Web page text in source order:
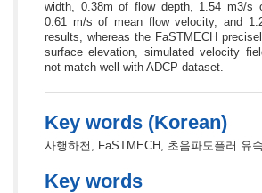
width, 0.38m of flow depth, 1.54 m3/s
0.61 m/s of mean flow velocity, and
results, whereas the FaSTMECH
surface elevation, simulated velocity
not match well with ADCP dataset.
Key words (Korean)
사행하천, FaSTMECH, 초음파도플러 유
Key words